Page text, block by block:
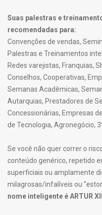
Suas palestras e
recomendadas para:
Convenções de vendas,
Palestras e Treinamentos
Redes varejistas, Franquias,
Conselhos, Cooperativas,
Semanas Acadêmicas,
Autarquias, Prestadores de
Concessionárias, Empresas
de Tecnologia, Agronegócio,
Se você não quer correr o
conteúdo genérico, repetido
superficiais ou amplamente
milagrosas/infalíveis ou
nome inteligente é ARTUR